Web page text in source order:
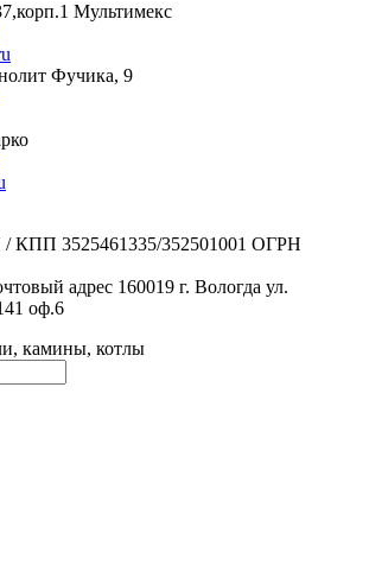
Мультимекс
Фучика, 9
3525461335/352501001 ОГРН
адрес 160019 г. Вологда ул.
оф.6
камины, котлы